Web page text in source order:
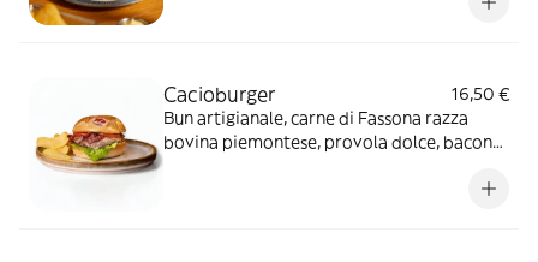
Cacioburger
16,50 €
Bun artigianale, carne di Fassona razza
bovina piemontese, provola dolce, bacon